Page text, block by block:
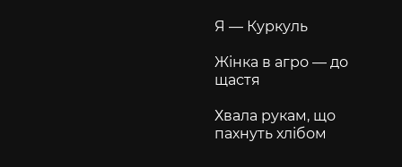
Я — Куркуль
Жінка в агро — до
щастя
Хвала рукам, що
пахнуть хлібом